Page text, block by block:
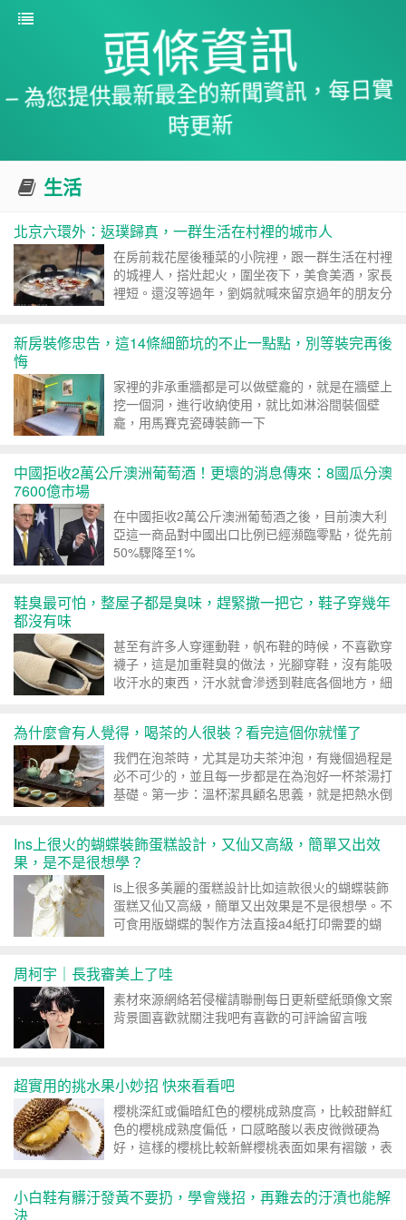
頭條資訊
– 為您提供最新最全的新聞資訊，每日實
時更新
生活
北京六環外：返璞歸真，一群生活在村裡的城市人
在房前栽花屋後種菜的小院裡，跟一群生活在村裡
的城裡人，搭灶起火，圍坐夜下，美食美酒，家長
裡短。還沒等過年，劉娟就喊來留京過年的朋友分
新房裝修忠告，這14條細節坑的不止一點點，別等裝完再後
悔
家裡的非承重牆都是可以做壁龕的，就是在牆壁上
挖一個洞，進行收納使用，就比如淋浴間裝個壁
龕，用馬賽克瓷磚裝飾一下
中國拒收2萬公斤澳洲葡萄酒！更壞的消息傳來：8國瓜分澳
7600億市場
在中國拒收2萬公斤澳洲葡萄酒之後，目前澳大利
亞這一商品對中國出口比例已經瀕臨零點，從先前
50%驟降至1%
鞋臭最可怕，整屋子都是臭味，趕緊撒一把它，鞋子穿幾年
都沒有味
甚至有許多人穿運動鞋，帆布鞋的時候，不喜歡穿
襪子，這是加重鞋臭的做法，光腳穿鞋，沒有能吸
收汗水的東西，汗水就會滲透到鞋底各個地方，細
為什麼會有人覺得，喝茶的人很裝？看完這個你就懂了
我們在泡茶時，尤其是功夫茶沖泡，有幾個過程是
必不可少的，並且每一步都是在為泡好一杯茶湯打
基礎。第一步：溫杯潔具顧名思義，就是把熱水倒
Ins上很火的蝴蝶裝飾蛋糕設計，又仙又高級，簡單又出效
果，是不是很想學？
is上很多美麗的蛋糕設計比如這款很火的蝴蝶裝飾
蛋糕又仙又高級，簡單又出效果是不是很想學。不
可食用版蝴蝶的製作方法直接a4紙打印需要的蝴
周柯宇｜長我審美上了哇
素材來源網絡若侵權請聯刪每日更新壁紙頭像文案
背景圖喜歡就關注我吧有喜歡的可評論留言哦
超實用的挑水果小妙招 快來看看吧
櫻桃深紅或偏暗紅色的櫻桃成熟度高，比較甜鮮紅
色的櫻桃成熟度偏低，口感略酸以表皮微微硬為
好，這樣的櫻桃比較新鮮櫻桃表面如果有褶皺，表
小白鞋有髒汙發黃不要扔，學會幾招，再難去的汙漬也能解
決